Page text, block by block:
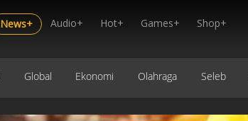
News+ Audio+ Hot+ Games+ Shop+
Global Ekonomi Olahraga Seleb